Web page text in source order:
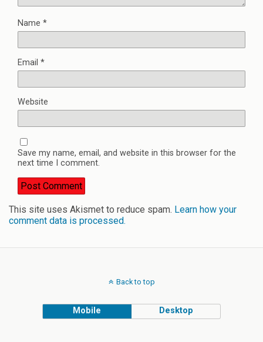
Name *
Email *
Website
Save my name, email, and website in this browser for the
next time I comment.
This site uses Akismet to reduce spam. Learn how your
comment data is processed.
Back to top
Mobile Desktop